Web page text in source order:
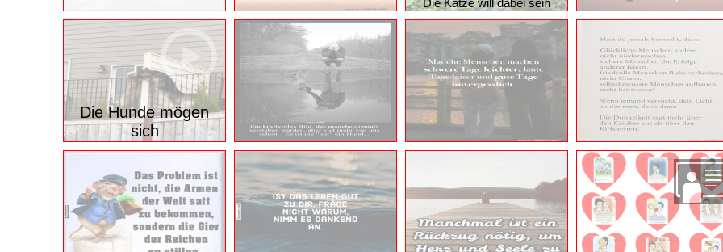
Die Katze will dabei sein
Die Hunde mögen
sich